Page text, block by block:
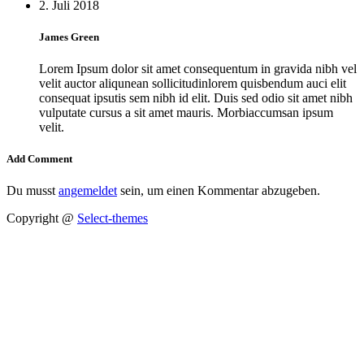
2. Juli 2018
James Green
Lorem Ipsum dolor sit amet consequentum in gravida nibh vel
velit auctor aliqunean sollicitudinlorem quisbendum auci elit
consequat ipsutis sem nibh id elit. Duis sed odio sit amet nibh
vulputate cursus a sit amet mauris. Morbiaccumsan ipsum
velit.
Add Comment
Du musst angemeldet sein, um einen Kommentar abzugeben.
Copyright @ Select-themes